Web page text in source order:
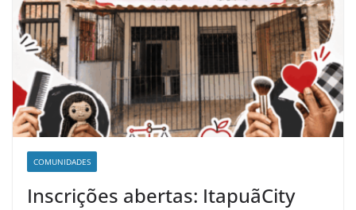
COMUNIDADES
Inscrições abertas: ItapuãCity